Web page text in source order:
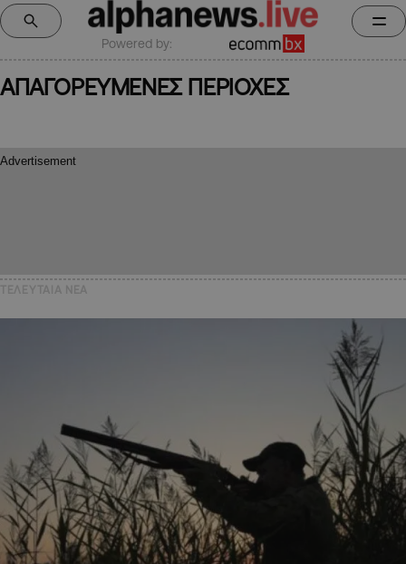
Powered by:
ΑΠΑΓΟΡΕΥΜΕΝΕΣ ΠΕΡΙΟΧΕΣ